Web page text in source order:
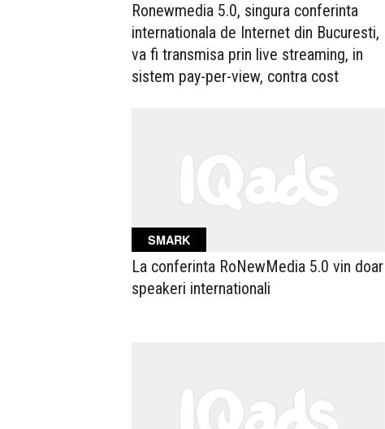
Ronewmedia 5.0, singura conferinta
internationala de Internet din Bucuresti,
va fi transmisa prin live streaming, in
sistem pay-per-view, contra cost
SMARK
La conferinta RoNewMedia 5.0 vin doar
speakeri internationali